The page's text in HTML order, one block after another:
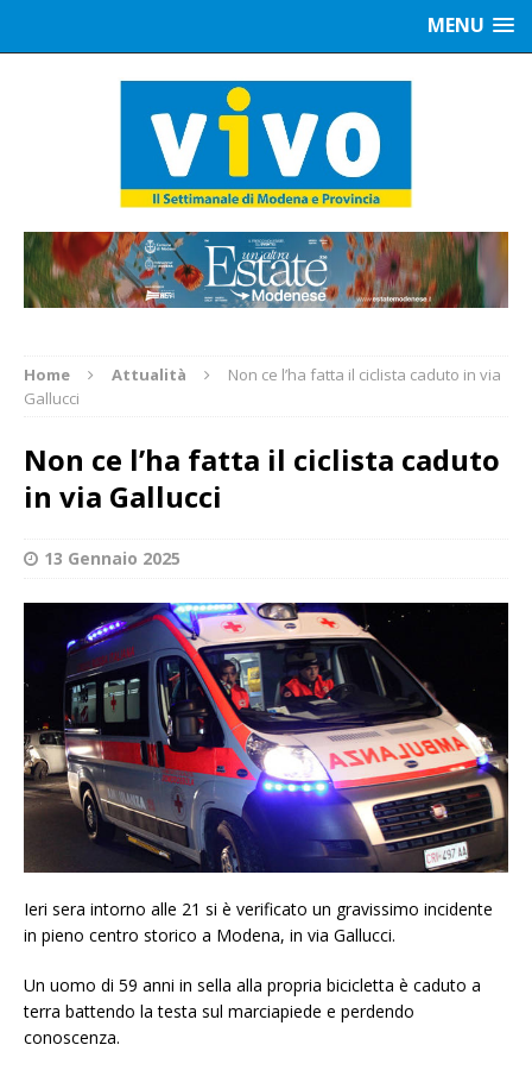
MENU
Home Attualità
Non ce l’ha fatta il ciclista caduto in via
Gallucci
Non ce l’ha fatta il ciclista caduto
in via Gallucci
13 Gennaio 2025
Ieri sera intorno alle 21 si è verificato un gravissimo incidente
in pieno centro storico a Modena, in via Gallucci.
Un uomo di 59 anni in sella alla propria bicicletta è caduto a
terra battendo la testa sul marciapiede e perdendo
conoscenza.